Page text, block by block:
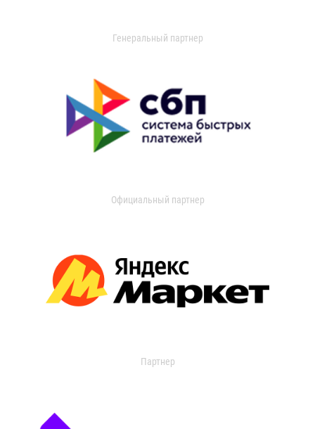
Генеральный партнер
Официальный партнер
Партнер